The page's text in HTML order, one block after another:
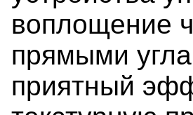
воплощение
прямыми
приятный